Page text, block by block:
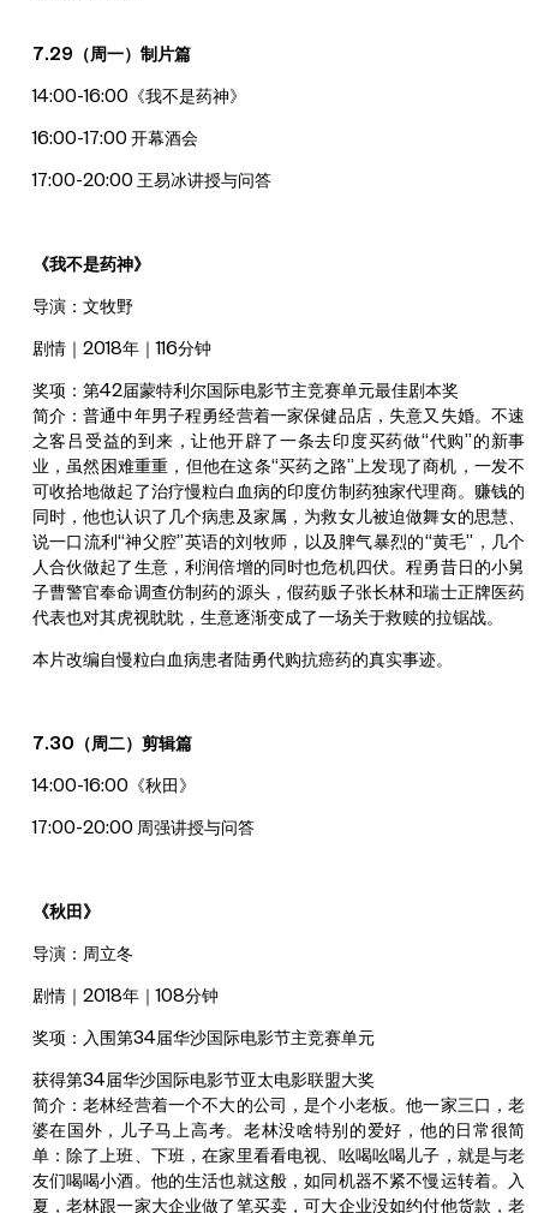
7.29（周一）制片篇
14:00-16:00《我不是药神》
16:00-17:00 开幕酒会
17:00-20:00 王易冰讲授与问答
《我不是药神》
导演：文牧野
剧情｜2018年｜116分钟
奖项：第42届蒙特利尔国际电影节主竞赛单元最佳剧本奖
简介：普通中年男子程勇经营着一家保健品店，失意又失婚。不速
之客吕受益的到来，让他开辟了一条去印度买药做“代购”的新事
业，虽然困难重重，但他在这条“买药之路”上发现了商机，一发不
可收拾地做起了治疗慢粒白血病的印度仿制药独家代理商。赚钱的
同时，他也认识了几个病患及家属，为救女儿被迫做舞女的思慧、
说一口流利“神父腔”英语的刘牧师，以及脾气暴烈的“黄毛”，几个
人合伙做起了生意，利润倍增的同时也危机四伏。程勇昔日的小舅
子曹警官奉命调查仿制药的源头，假药贩子张长林和瑞士正牌医药
代表也对其虎视眈眈，生意逐渐变成了一场关于救赎的拉锯战。
本片改编自慢粒白血病患者陆勇代购抗癌药的真实事迹。
7.30（周二）剪辑篇
14:00-16:00《秋田》
17:00-20:00 周强讲授与问答
《秋田》
导演：周立冬
剧情｜2018年｜108分钟
奖项：入围第34届华沙国际电影节主竞赛单元
获得第34届华沙国际电影节亚太电影联盟大奖
简介：老林经营着一个不大的公司，是个小老板。他一家三口，老
婆在国外，儿子马上高考。老林没啥特别的爱好，他的日常很简
单：除了上班、下班，在家里看看电视、吆喝吆喝儿子，就是与老
友们喝喝小酒。他的生活也就这般，如同机器不紧不慢运转着。入
夏，老林跟一家大企业做了笔买卖，可大企业没如约付他货款，老